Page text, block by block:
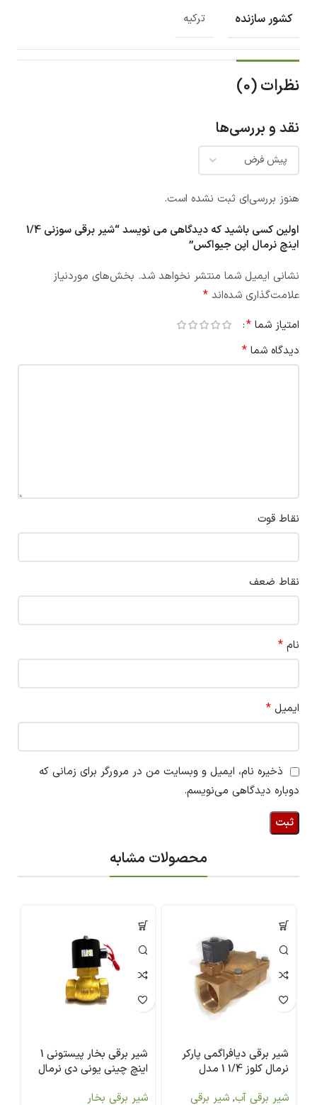
کشور سازنده ترکیه
نظرات (0)
نقد و بررسی‌ها
هنوز بررسی‌ای ثبت نشده است.
اولین کسی باشید که دیدگاهی می نویسد “شیر برقی سوزنی 1/4
اینچ نرمال اپن جیواکس”
نشانی ایمیل شما منتشر نخواهد شد. بخش‌های موردنیاز
علامت‌گذاری شده‌اند *
امتیاز شما *
دیدگاه شما *
نقاط قوت
نقاط ضعف
نام *
ایمیل *
ذخیره نام، ایمیل و وبسایت من در مرورگر برای زمانی که
دوباره دیدگاهی می‌نویسم.
محصولات مشابه
شیر برقی دیافراگمی پارکر
نرمال کلوز 1/4 1 مدل
شیر برقی آب, شیر برقی
شیر برقی بخار پیستونی 1
اینچ چینی یونی دی نرمال
شیر برقی بخار